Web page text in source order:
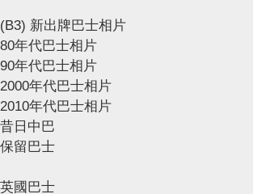
(B3) 新出牌巴士相片
80年代巴士相片
90年代巴士相片
2000年代巴士相片
2010年代巴士相片
昔日中巴
保留巴士
英國巴士